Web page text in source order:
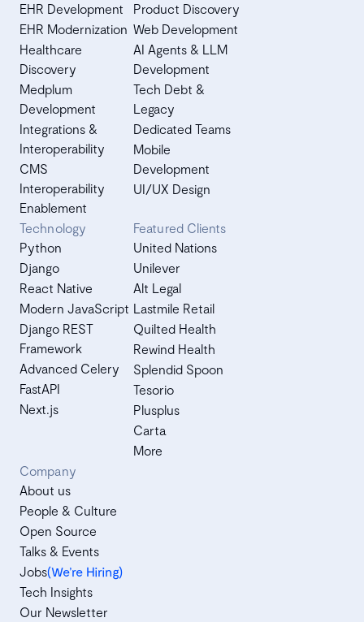
EHR Development
EHR Modernization
Healthcare
Discovery
Medplum
Development
Integrations &
Interoperability
CMS
Interoperability
Enablement
Product Discovery
Web Development
AI Agents & LLM
Development
Tech Debt &
Legacy
Dedicated Teams
Mobile
Development
UI/UX Design
Technology
Python
Django
React Native
Modern JavaScript
Django REST
Framework
Advanced Celery
FastAPI
Next.js
Featured Clients
United Nations
Unilever
Alt Legal
Lastmile Retail
Quilted Health
Rewind Health
Splendid Spoon
Tesorio
Plusplus
Carta
More
Company
About us
People & Culture
Open Source
Talks & Events
Jobs(We’re Hiring)
Tech Insights
Our Newsletter